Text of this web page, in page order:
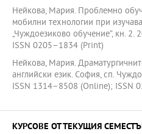
Нейкова, Мария. Проблемно
мобилни технологии при
„Чуждоезиково обучение”, кн.
ISSN 0205–1834 (Print)
Нейкова, Мария.
английски език. София, сп.
ISSN 1314–8508 (Online); ISSN
КУРСОВЕ ОТ ТЕКУЩИЯ